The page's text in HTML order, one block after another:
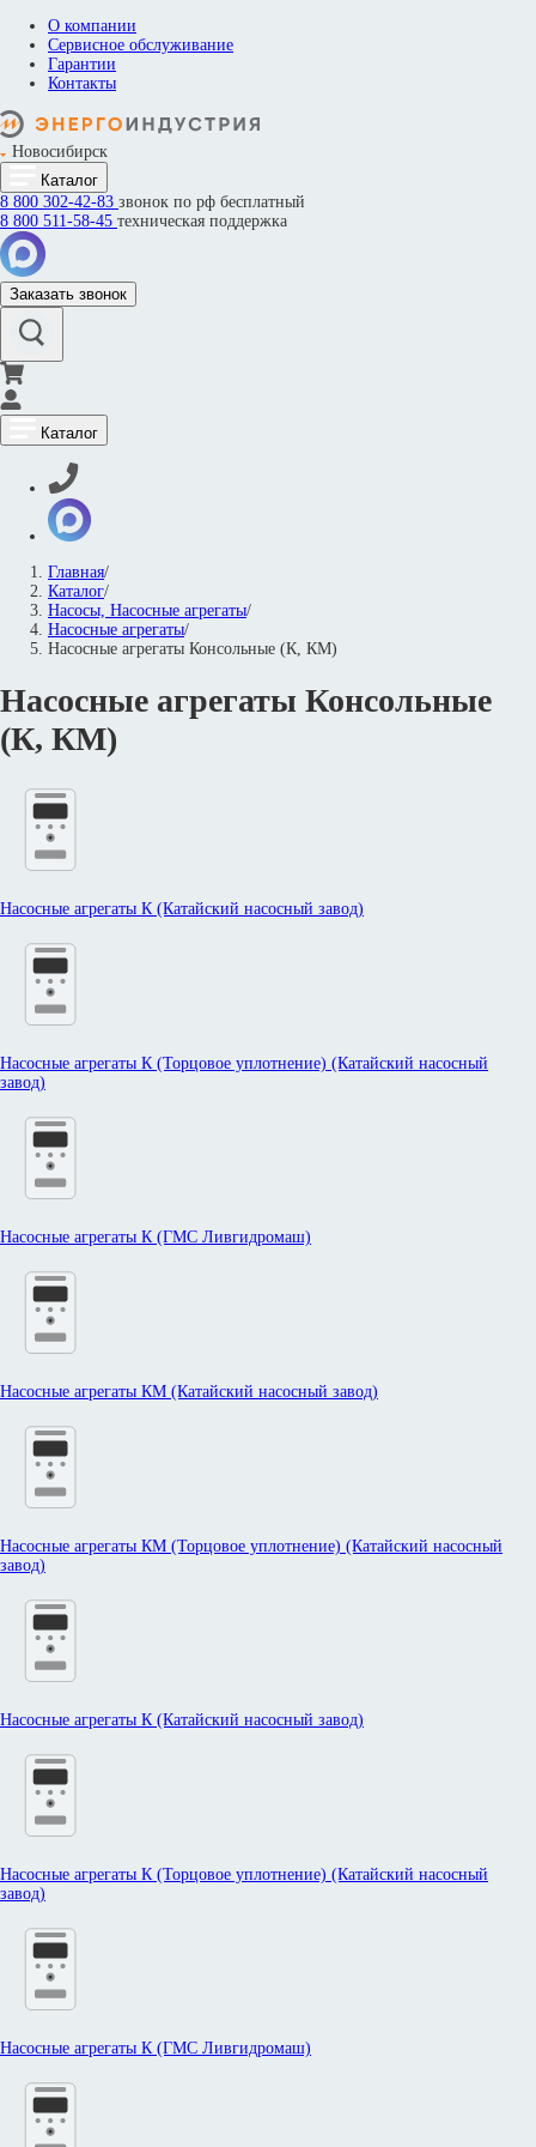
О компании
Сервисное обслуживание
Гарантии
Контакты
Новосибирск
Каталог
8 800 302-42-83 звонок по рф бесплатный
8 800 511-58-45 техническая поддержка
Заказать звонок
Каталог
Главная/
Каталог/
Насосы, Насосные агрегаты/
Насосные агрегаты/
Насосные агрегаты Консольные (К, КМ)
Насосные агрегаты Консольные
(К, КМ)
Насосные агрегаты К (Катайский насосный завод)
Насосные агрегаты К (Торцовое уплотнение) (Катайский насосный
завод)
Насосные агрегаты К (ГМС Ливгидромаш)
Насосные агрегаты КМ (Катайский насосный завод)
Насосные агрегаты КМ (Торцовое уплотнение) (Катайский насосный
завод)
Насосные агрегаты К (Катайский насосный завод)
Насосные агрегаты К (Торцовое уплотнение) (Катайский насосный
завод)
Насосные агрегаты К (ГМС Ливгидромаш)